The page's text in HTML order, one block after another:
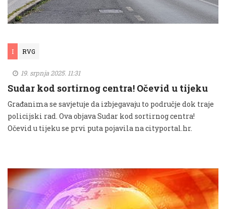
I RVG
19. srpnja 2025. 11:31
Sudar kod sortirnog centra! Očevid u tijeku
Građanima se savjetuje da izbjegavaju to područje dok traje
policijski rad. Ova objava Sudar kod sortirnog centra!
Očevid u tijeku se prvi puta pojavila na cityportal.hr.